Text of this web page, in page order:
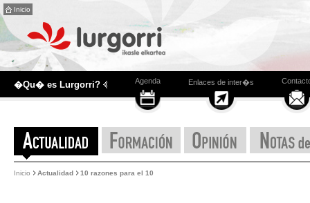
Inicio
�Qu� es Lurgorri? Agenda Enlaces de inter�s
Inicio Actualidad 10 razones para el 10